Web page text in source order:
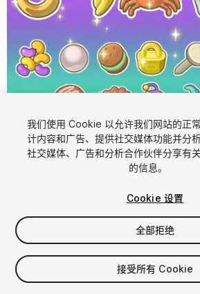
1 /4
$13
我们使用 Cookie 以允许我们网站的正
计内容和广告、提供社交媒体功能并分
社交媒体、广告和分析合作伙伴分享有
的信息。
Cookie 设置
全部拒绝
接受所有 Cookie